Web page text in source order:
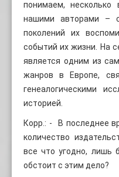
понимаем,
нашими авторами –
поколений их
событий их жизни. На
является одним из
жанров в Европе,
генеалогическими
историей.
Корр.: - В последнее
количество
все что угодно, лишь
обстоит с этим дело?